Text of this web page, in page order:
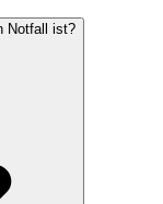
Notfall ist?